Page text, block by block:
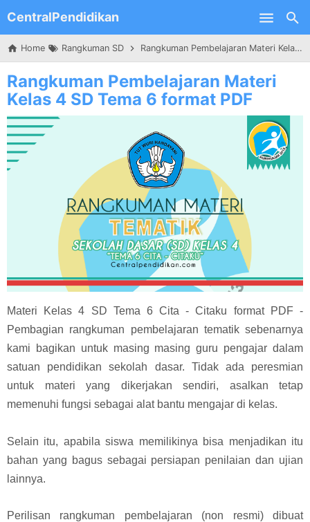
Skip to main content
CentralPendidikan
Home Rangkuman SD Rangkuman Pembelajaran Materi Kelas 4 SD Tema 6 format PDF
Rangkuman Pembelajaran Materi
Kelas 4 SD Tema 6 format PDF
Materi Kelas 4 SD Tema 6 Cita - Citaku format PDF -
Pembagian rangkuman pembelajaran tematik sebenarnya
kami bagikan untuk masing masing guru pengajar dalam
satuan pendidikan sekolah dasar. Tidak ada peresmian
untuk materi yang dikerjakan sendiri, asalkan tetap
memenuhi fungsi sebagai alat bantu mengajar di kelas.
Selain itu, apabila siswa memilikinya bisa menjadikan itu
bahan yang bagus sebagai persiapan penilaian dan ujian
lainnya.
Perilisan rangkuman pembelajaran (non resmi) dibuat